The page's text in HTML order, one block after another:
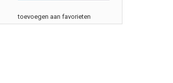
toevoegen aan favorieten